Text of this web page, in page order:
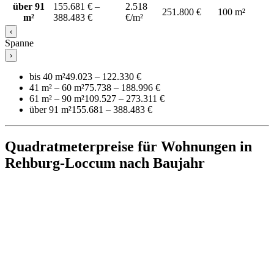
über 91
m²
155.681 € –
388.483 €
2.518
€/m²
251.800 € 100 m²
‹
Spanne
›
bis 40 m²49.023 – 122.330 €
41 m² – 60 m²75.738 – 188.996 €
61 m² – 90 m²109.527 – 273.311 €
über 91 m²155.681 – 388.483 €
Quadratmeterpreise für Wohnungen in
Rehburg-Loccum nach Baujahr